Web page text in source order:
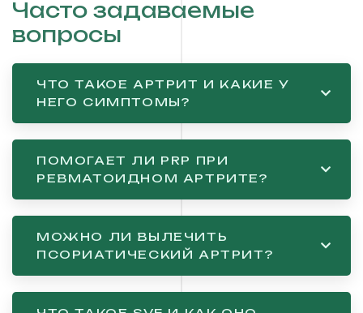
Часто задаваемые
вопросы
ЧТО ТАКОЕ АРТРИТ И КАКИЕ У
НЕГО СИМПТОМЫ?
ПОМОГАЕТ ЛИ PRP ПРИ
РЕВМАТОИДНОМ АРТРИТЕ?
МОЖНО ЛИ ВЫЛЕЧИТЬ
ПСОРИАТИЧЕСКИЙ АРТРИТ?